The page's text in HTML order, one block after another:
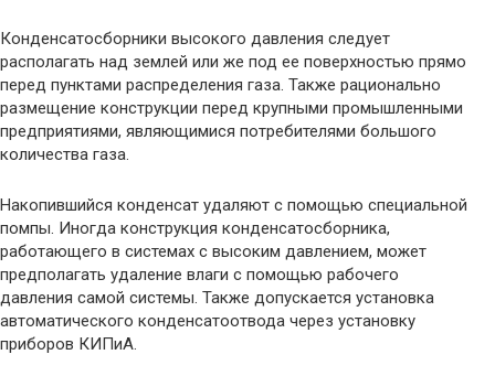
Конденсатосборники высокого давления следует
располагать над землей или же под ее поверхностью прямо
перед пунктами распределения газа. Также рационально
размещение конструкции перед крупными промышленными
предприятиями, являющимися потребителями большого
количества газа.
Накопившийся конденсат удаляют с помощью специальной
помпы. Иногда конструкция конденсатосборника,
работающего в системах с высоким давлением, может
предполагать удаление влаги с помощью рабочего
давления самой системы. Также допускается установка
автоматического конденсатоотвода через установку
приборов КИПиА.